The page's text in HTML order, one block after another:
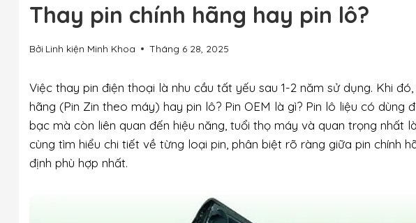
Thay pin chính hãng hay pin lô?
Bởi Linh kiện Minh Khoa Tháng 6 28, 2025
Việc thay pin điện thoại là nhu cầu tất yếu sau 1-2 năm sử dụng. Khi
hãng (Pin Zin theo máy) hay pin lô? Pin OEM là gì? Pin lô liệu có
bạc mà còn liên quan đến hiệu năng, tuổi thọ máy và quan trọng nhất
cùng tìm hiểu chi tiết về từng loại pin, phân biệt rõ ràng giữa pin chính
định phù hợp nhất.